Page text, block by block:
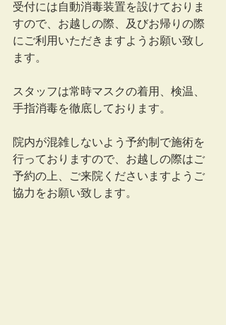
受付には自動消毒装置を設けておりま
すので、お越しの際、及びお帰りの際
にご利用いただきますようお願い致し
ます。
スタッフは常時マスクの着用、検温、
手指消毒を徹底しております。
院内が混雑しないよう予約制で施術を
行っておりますので、お越しの際はご
予約の上、ご来院くださいますようご
協力をお願い致します。